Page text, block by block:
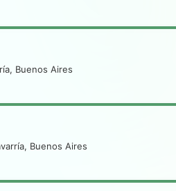
Buenos Aires
Buenos Aires